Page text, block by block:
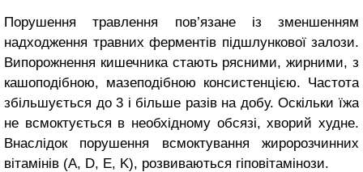
Порушення травлення пов’язане із зменшенням
надходження трав­них ферментів підшлункової залози.
Випорожнення кишечника стають рясними, жирними, з
кашоподібною, мазеподібною консистенцією. Часто­та
збільшується до 3 і більше разів на добу. Оскільки їжа
не всмоктується в необхідному обсязі, хворий худне.
Внаслідок порушення всмоктування жиророзчинних
вітамінів (A, D, E, K), розвиваються гіповітамінози.